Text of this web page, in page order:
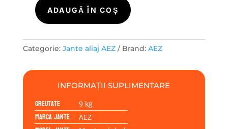
Cantitate
aliaj
AEZ
dark
ADAUGĂ ÎN COȘ
Categorie: Jante aliaj AEZ Brand: AEZ
INFORMAȚII SUPLIMENTARE
Greutate 9 kg
Marca jante AEZ